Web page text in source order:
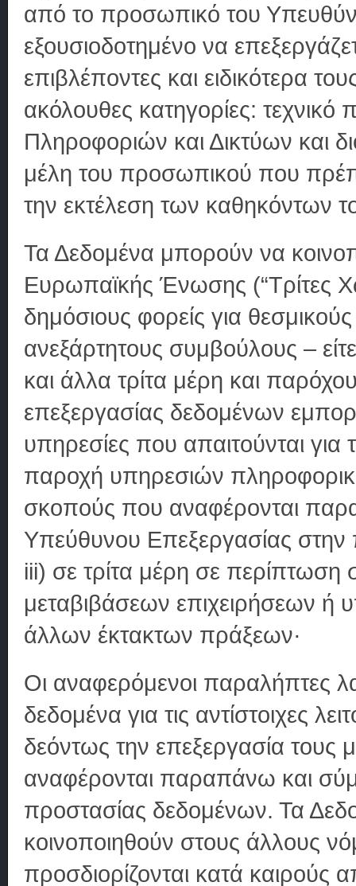
από το προσωπικό του
εξουσιοδοτημένο να
επιβλέποντες και ειδικότερα
ακόλουθες κατηγορίες:
Πληροφοριών και Δικτύων και
μέλη του προσωπικού που
την εκτέλεση των καθηκόντων
Τα Δεδομένα μπορούν να
Ευρωπαϊκής Ένωσης (“Τρίτες
δημόσιους φορείς για
ανεξάρτητους συμβούλους –
και άλλα τρίτα μέρη και
επεξεργασίας δεδομένων
υπηρεσίες που απαιτούνται για
παροχή υπηρεσιών
σκοπούς που αναφέρονται
Υπεύθυνου Επεξεργασίας
iii) σε τρίτα μέρη σε
μεταβιβάσεων επιχειρήσεων ή
άλλων έκτακτων πράξεων·
Οι αναφερόμενοι παραλήπτες
δεδομένα για τις αντίστοιχες
δεόντως την επεξεργασία τους
αναφέρονται παραπάνω και
προστασίας δεδομένων. Τα
κοινοποιηθούν στους άλλους
προσδιορίζονται κατά καιρούς